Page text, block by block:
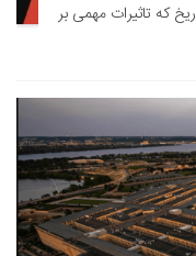
که تاثیرات مهمی بر